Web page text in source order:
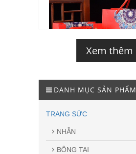
Xem thêm
DANH MỤC SẢN PHẨM
TRANG SỨC
NHẪN
BÔNG TAI